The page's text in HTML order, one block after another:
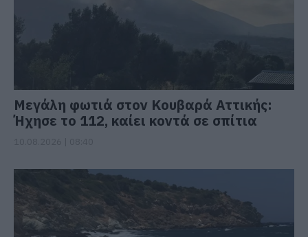
Μεγάλη φωτιά στον Κουβαρά Αττικής:
Ήχησε το 112, καίει κοντά σε σπίτια